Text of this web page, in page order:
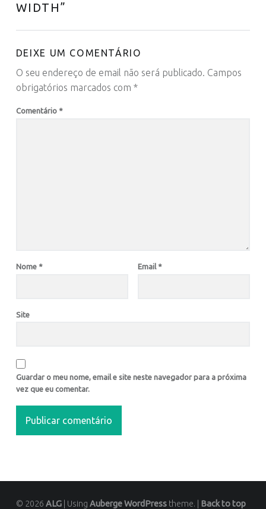
WIDTH”
DEIXE UM COMENTÁRIO
O seu endereço de email não será publicado. Campos
obrigatórios marcados com *
Comentário *
Nome * Email *
Site
Guardar o meu nome, email e site neste navegador para a próxima
vez que eu comentar.
© 2026 ALG Using AubergeWordPresstheme. Back to top